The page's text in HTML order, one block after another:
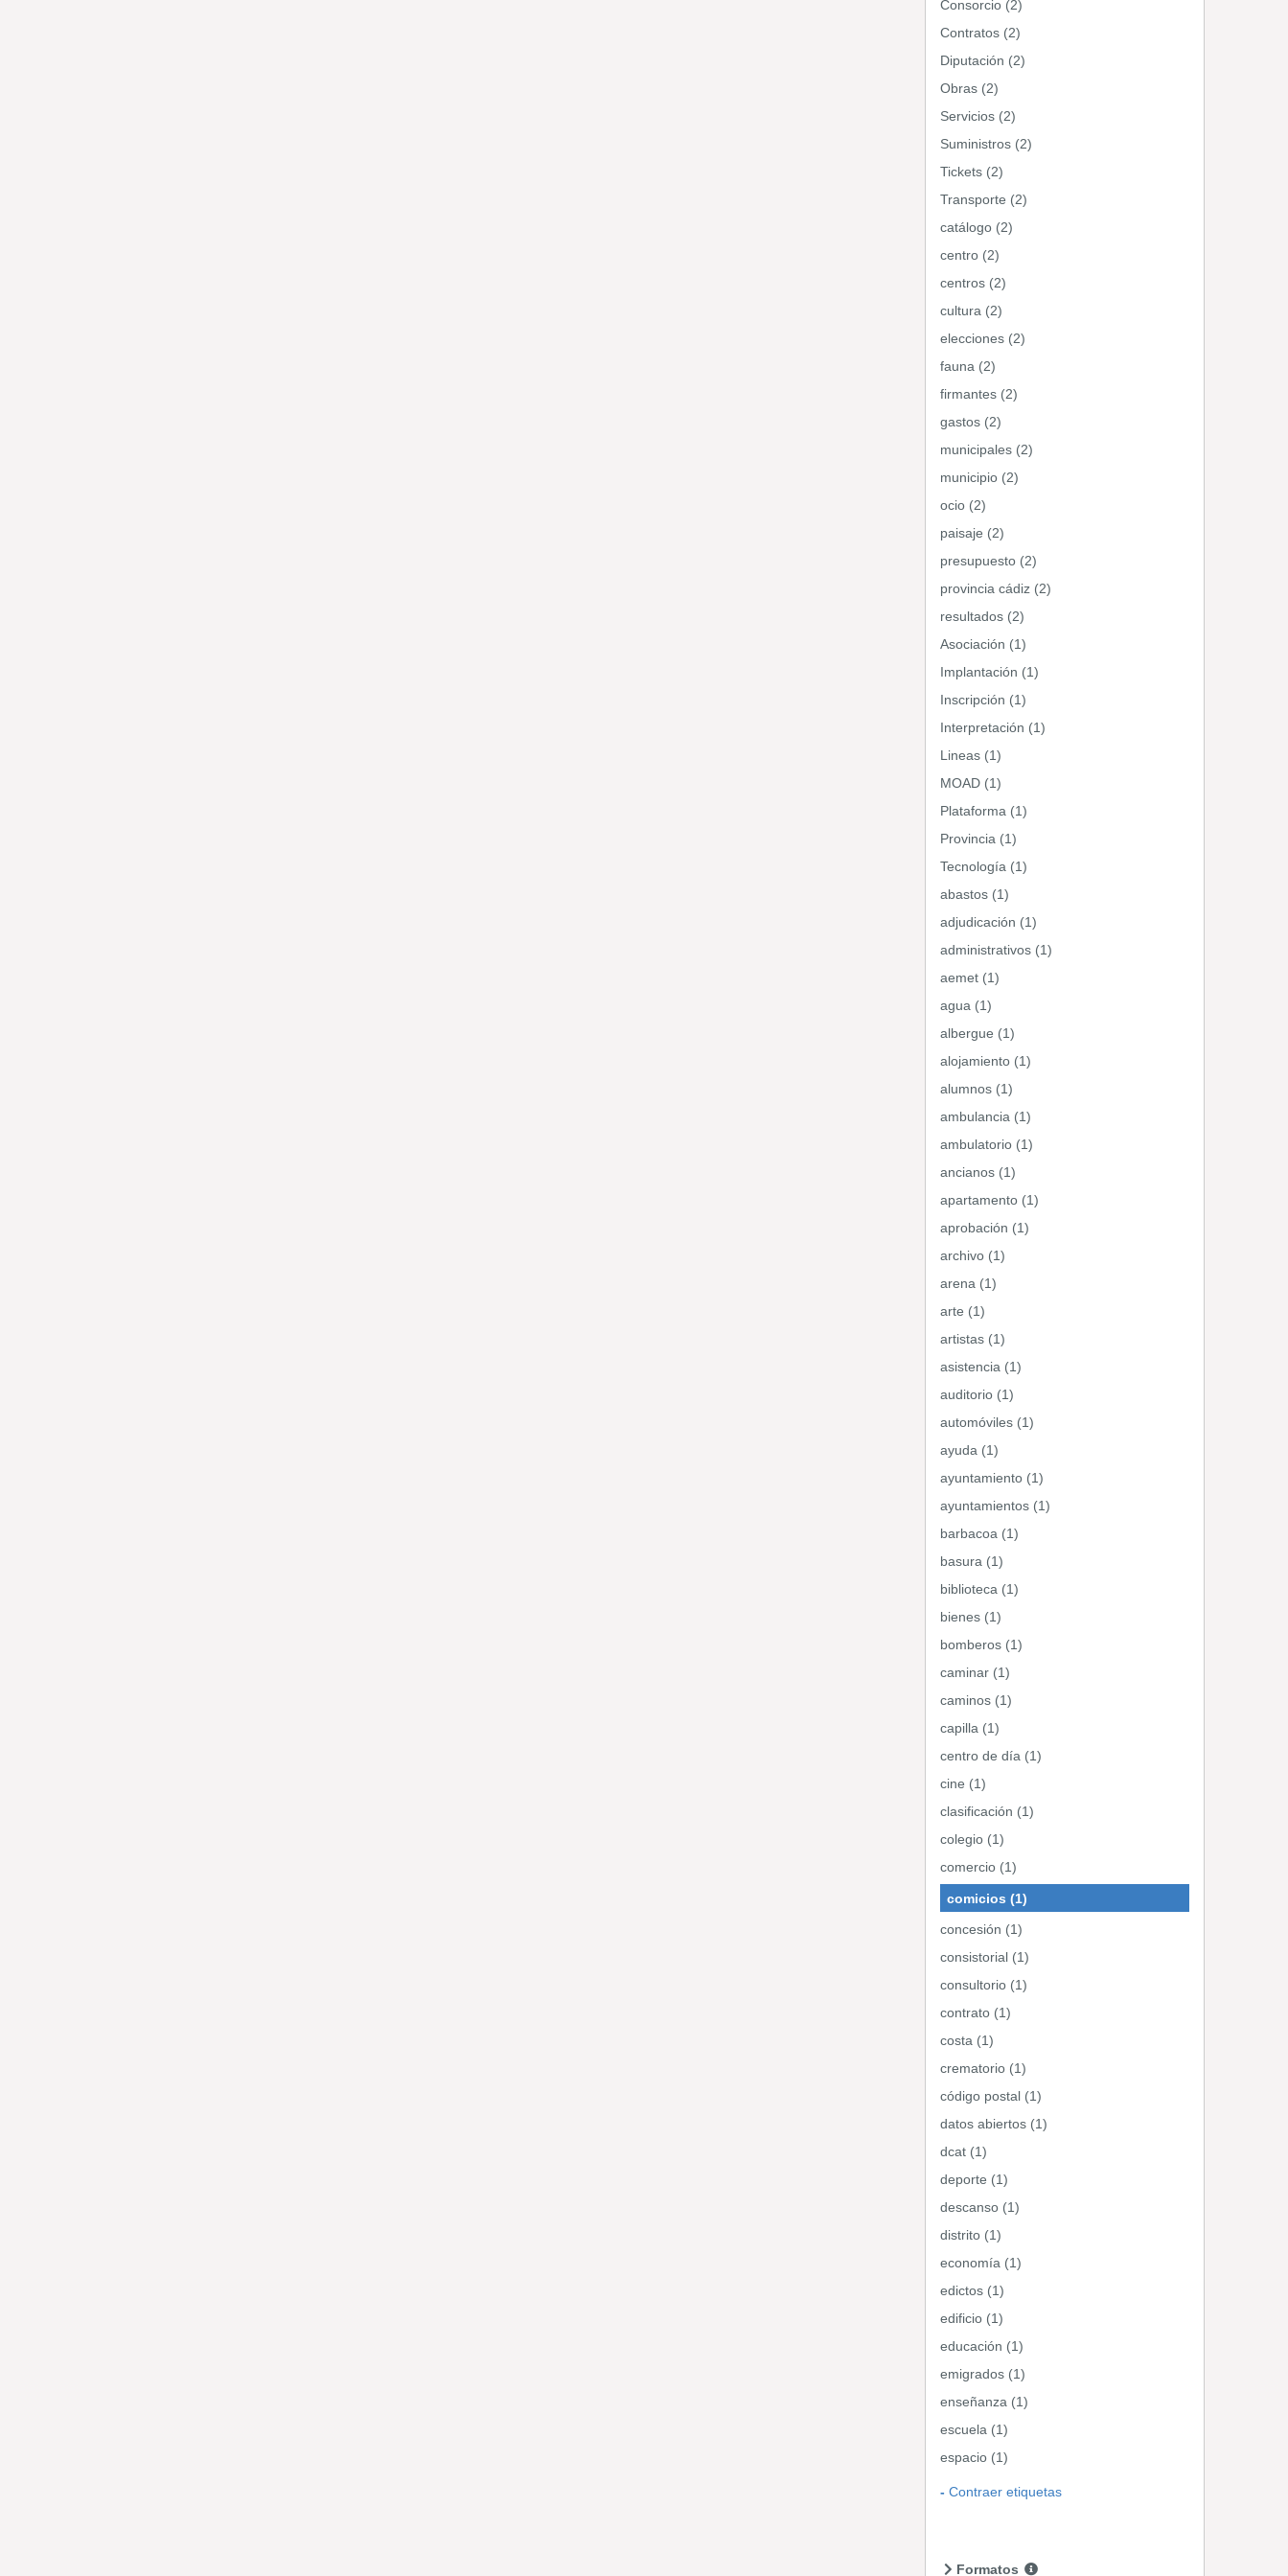
Consorcio (2)
Contratos (2)
Diputación (2)
Obras (2)
Servicios (2)
Suministros (2)
Tickets (2)
Transporte (2)
catálogo (2)
centro (2)
centros (2)
cultura (2)
elecciones (2)
fauna (2)
firmantes (2)
gastos (2)
municipales (2)
municipio (2)
ocio (2)
paisaje (2)
presupuesto (2)
provincia cádiz (2)
resultados (2)
Asociación (1)
Implantación (1)
Inscripción (1)
Interpretación (1)
Lineas (1)
MOAD (1)
Plataforma (1)
Provincia (1)
Tecnología (1)
abastos (1)
adjudicación (1)
administrativos (1)
aemet (1)
agua (1)
albergue (1)
alojamiento (1)
alumnos (1)
ambulancia (1)
ambulatorio (1)
ancianos (1)
apartamento (1)
aprobación (1)
archivo (1)
arena (1)
arte (1)
artistas (1)
asistencia (1)
auditorio (1)
automóviles (1)
ayuda (1)
ayuntamiento (1)
ayuntamientos (1)
barbacoa (1)
basura (1)
biblioteca (1)
bienes (1)
bomberos (1)
caminar (1)
caminos (1)
capilla (1)
centro de día (1)
cine (1)
clasificación (1)
colegio (1)
comercio (1)
comicios (1)
concesión (1)
consistorial (1)
consultorio (1)
contrato (1)
costa (1)
crematorio (1)
código postal (1)
datos abiertos (1)
dcat (1)
deporte (1)
descanso (1)
distrito (1)
economía (1)
edictos (1)
edificio (1)
educación (1)
emigrados (1)
enseñanza (1)
escuela (1)
espacio (1)
Contraer etiquetas
Formatos